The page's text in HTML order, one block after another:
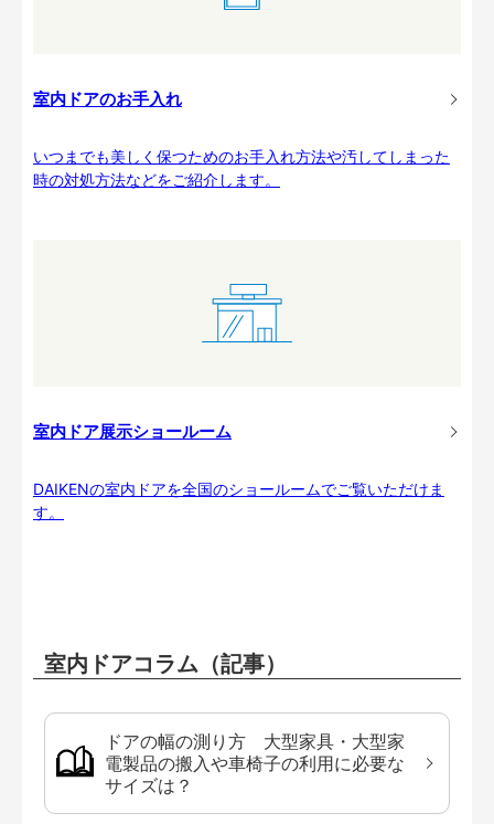
室内ドアのお手入れ
いつまでも美しく保つためのお手入れ方法や汚してしまった
時の対処方法などをご紹介します。
室内ドア展示ショールーム
DAIKENの室内ドアを全国のショールームでご覧いただけま
す。
室内ドアコラム（記事）
ドアの幅の測り方 大型家具・大型家
電製品の搬入や車椅子の利用に必要な
サイズは？